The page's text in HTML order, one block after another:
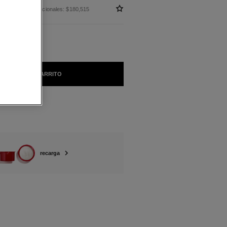
sin impuestos nacionales: $180,515
AÑADIR AL CARRITO
recarga